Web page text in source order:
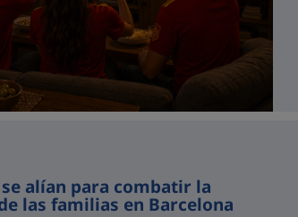
alían para combatir la
las familias en Barcelona